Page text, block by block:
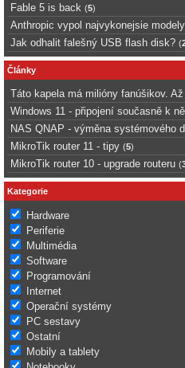
Fable 5 is back (5)
Anthropic vypol najvykonejsie
Jak odhalit falešný USB flash disk? (
Články
Táto kapela má milióny fanúšikov.
Windows 11 - připojení současně k
NAS QNAP - výměna systémového
MikroTik router 11 - tipy (5)
MikroTik router 10 - upgrade routeru (
Kategorie
Hardware
Periferie
Multimédia
Software
Programování
Internet
Operační systémy
PC sestavy
Ostatní
Mobily a tablety